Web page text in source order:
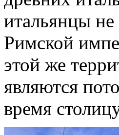
итальянцы
Римской
этой же
являются
время